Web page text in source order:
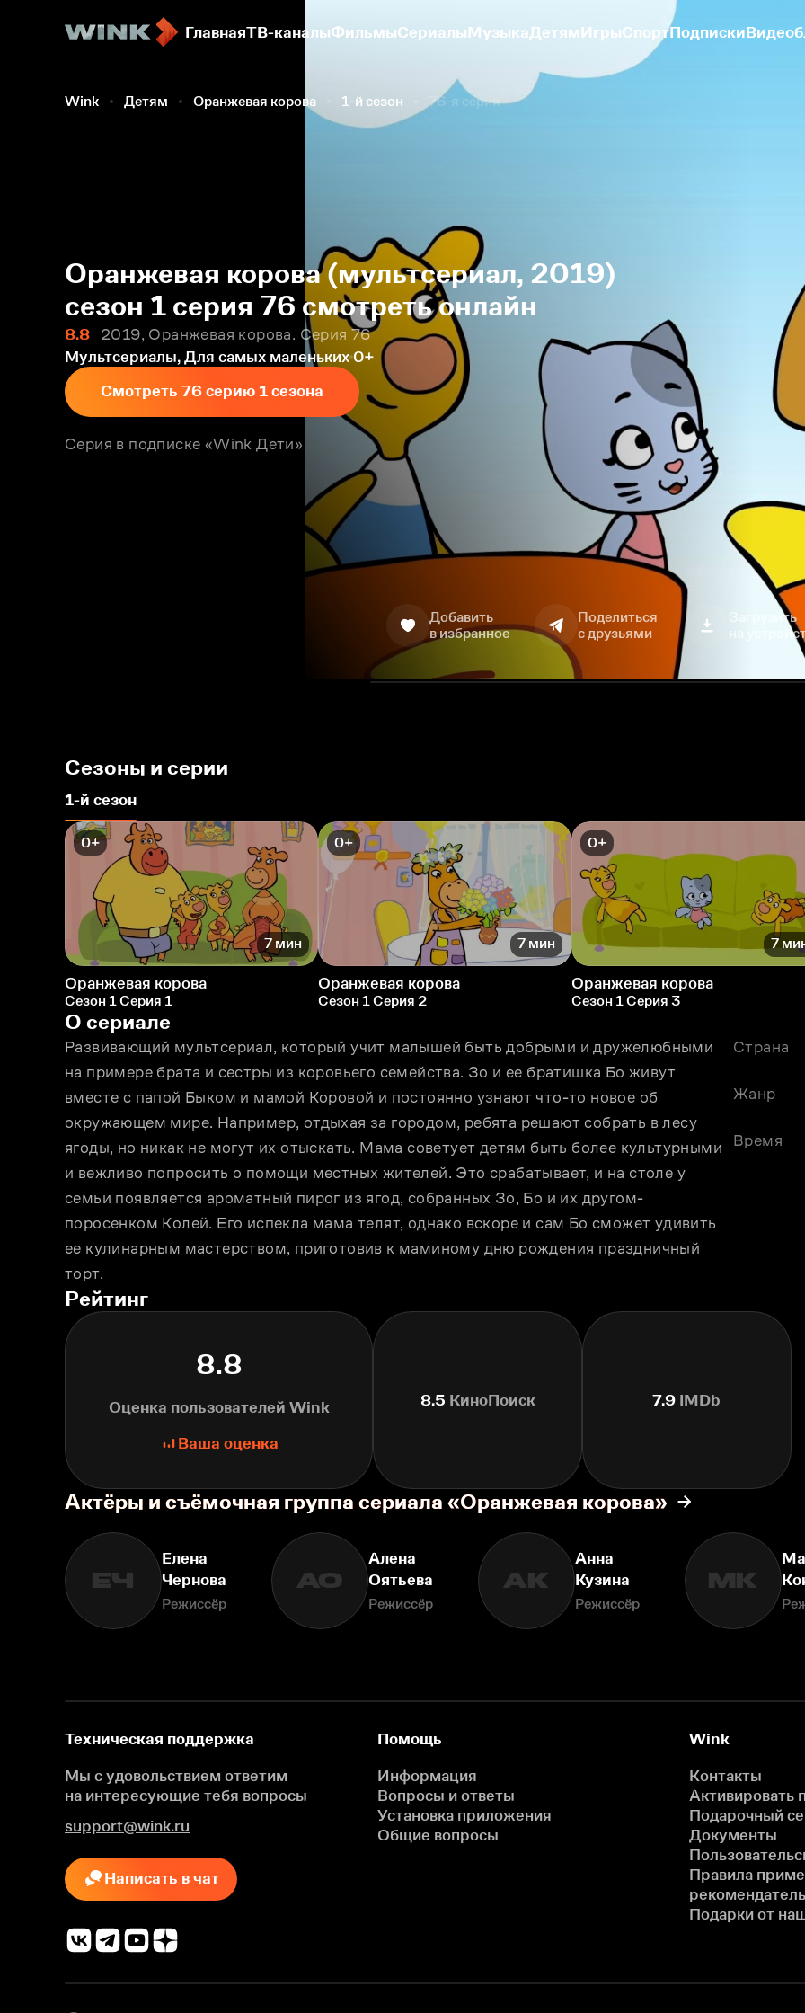
ГлавнаяТВ-каналыФильмыСериалыМузыкаДетямИгрыСпортПодписки
Wink Детям Оранжевая корова 1-й сезон 76-я серия
Оранжевая корова (мультсериал, 2019)
сезон 1 серия 76 смотреть онлайн
8.8
2019, Оранжевая корова. Серия 76
Мультсериалы, Для самых маленьких 0+
Смотреть 76 серию 1 сезона
Серия в подписке «Wink Дети»
Добавить
в избранное
Поделиться
с друзьями
Загрузить
на
Сезоны и серии
1-й сезон
0+
7 мин
Оранжевая корова
Сезон 1 Серия 1
0+
7 мин
Оранжевая корова
Сезон 1 Серия 2
0+
7
Оранжевая корова
Сезон 1 Серия 3
О сериале
Развивающий мультсериал, который учит малышей быть добрыми и дружелюбными
на примере брата и сестры из коровьего семейства. Зо и ее братишка Бо живут
вместе с папой Быком и мамой Коровой и постоянно узнают что-то новое об
окружающем мире. Например, отдыхая за городом, ребята решают собрать в лесу
ягоды, но никак не могут их отыскать. Мама советует детям быть более культурными
и вежливо попросить о помощи местных жителей. Это срабатывает, и на столе у
семьи появляется ароматный пирог из ягод, собранных Зо, Бо и их другом-
поросенком Колей. Его испекла мама телят, однако вскоре и сам Бо сможет удивить
ее кулинарным мастерством, приготовив к маминому дню рождения праздничный
торт.
Страна
Жанр
Время
Рейтинг
8.8
Оценка пользователей Wink
Ваша оценка
8.5 КиноПоиск 7.9 IMDb
Актёры и съёмочная группа сериала «Оранжевая корова»
ЕЧ
Елена
Чернова
Режиссёр
АО
Алена
Оятьева
Режиссёр
АК
Анна
Кузина
Режиссёр
МК
Техническая поддержка
Мы с удовольствием ответим
на интересующие тебя вопросы
support@wink.ru
Написать в чат
Помощь
Информация
Вопросы и ответы
Установка приложения
Общие вопросы
Wink
Контакты
Активировать
Подарочный
Документы
Правила
Подарки от